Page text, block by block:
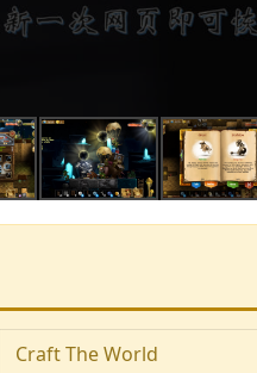
Craft The World